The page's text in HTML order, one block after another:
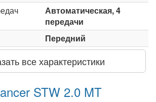
Автоматическая, 4
передачи
Передний
все характеристики
STW 2.0 MT